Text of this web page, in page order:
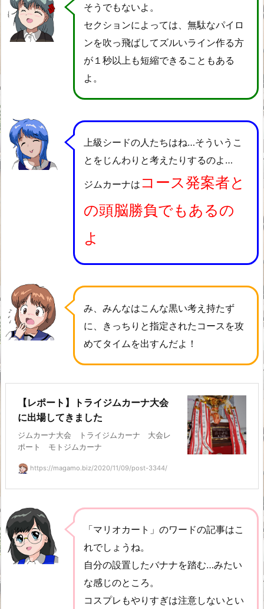
そうでもないよ。
セクションによっては、無駄なパイロ
ンを吹っ飛ばしてズルいライン作る方
が１秒以上も短縮できることもある
よ。
上級シードの人たちはね…そういうこ
とをじんわりと考えたりするのよ…
ジムカーナは コース発案者と
の頭脳勝負でもあるの
よ
み、みんなはこんな黒い考え持たず
に、きっちりと指定されたコースを攻
めてタイムを出すんだよ！
【レポート】トライジムカーナ大会
に出場してきました
ジムカーナ大会 トライジムカーナ 大会レ
ポート モトジムカーナ
https://magamo.biz/2020/11/09/post-3344/
「マリオカート」のワードの記事はこ
れでしょうね。
自分の設置したバナナを踏む…みたい
な感じのところ。
コスプレもやりすぎは注意しないとい